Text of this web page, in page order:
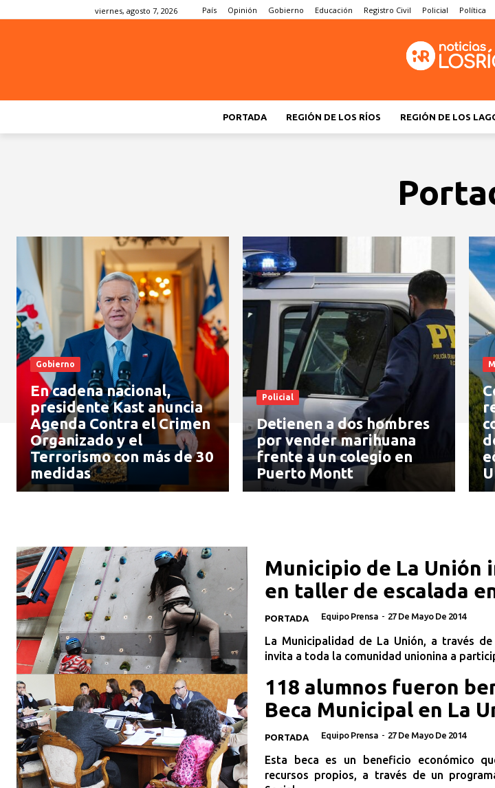
viernes, agosto 7, 2026 País Opinión Gobierno Educación Registro Civil Policial Política
PORTADA REGIÓN DE LOS RÍOS REGIÓN DE LOS
Gobierno
En cadena nacional,
presidente Kast anuncia
Agenda Contra el Crimen
Organizado y el
Terrorismo con más de 30
medidas
Policial
Detienen a dos hombres
por vender marihuana
frente a un colegio en
Puerto Montt
Municipio de La
en taller de escalada
PORTADA Equipo Prensa - 27 De Mayo De 2014
La Municipalidad de La Unión, a través
invita a toda la comunidad unionina a
118 alumnos fueron
Beca Municipal en La
PORTADA Equipo Prensa - 27 De Mayo De 2014
Esta beca es un beneficio económico
recursos propios, a través de un